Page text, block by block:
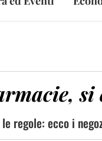
si
regole: ecco i